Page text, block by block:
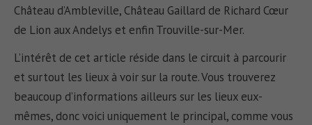
Château d’Ambleville, Château Gaillard de Richard Cœur
de Lion aux Andelys et enfin Trouville-sur-Mer.
L’intérêt de cet article réside dans le circuit à parcourir
et surtout les lieux à voir sur la route. Vous trouverez
beaucoup d’informations ailleurs sur les lieux eux-
mêmes, donc voici uniquement le principal, comme vous